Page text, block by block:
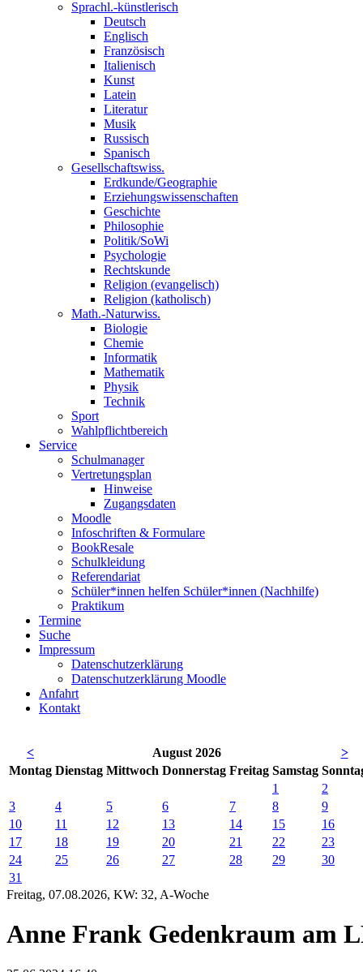
Sprachl.-künstlerisch
Deutsch
Englisch
Französisch
Italienisch
Kunst
Latein
Literatur
Musik
Russisch
Spanisch
Gesellschaftswiss.
Erdkunde/Geographie
Erziehungswissenschaften
Geschichte
Philosophie
Politik/SoWi
Psychologie
Rechtskunde
Religion (evangelisch)
Religion (katholisch)
Math.-Naturwiss.
Biologie
Chemie
Informatik
Mathematik
Physik
Technik
Sport
Wahlpflichtbereich
Service
Schulmanager
Vertretungsplan
Hinweise
Zugangsdaten
Moodle
Infoschriften & Formulare
BookResale
Schulkleidung
Referendariat
Schüler*innen helfen Schüler*innen (Nachhilfe)
Praktikum
Termine
Suche
Impressum
Datenschutzerklärung
Datenschutzerklärung Moodle
Anfahrt
Kontakt
< August 2026
>
Montag Dienstag Mittwoch Donnerstag Freitag Samstag So
1
2
3
4 5 6 7 8
9
10
11 12 13 14 15
16
17
18 19 20 21 22
23
24
25 26 27 28 29
30
31
Freitag, 07.08.2026, KW: 32, A-Woche
Anne Frank Gedenkraum am